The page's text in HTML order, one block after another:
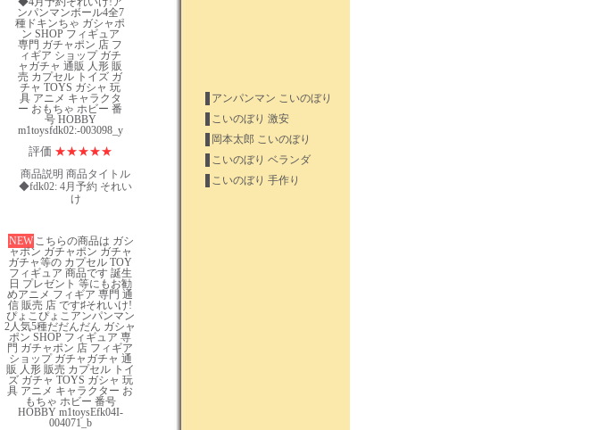
評価 ★★★★★
商品説明 商品タイトル
◆fdk02: 4月予約 それい
け
NEW こちらの商品は ガシ
ャポン ガチャポン ガチャ
ガチャ等の カプセル TOY
フィギュア 商品です 誕生
日 プレゼント 等にもお勧
めアニメ フィギア 専門 通
信 販売 店 です♯それいけ!
ぴょこぴょこアンパンマン
2人気5種だだんだん ガシャ
ポン SHOP フィギュア 専
門 ガチャポン 店 フィギア
ショップ ガチャガチャ 通
販 人形 販売 カプセル トイ
ズ ガチャ TOYS ガシャ 玩
具 アニメ キャラクター お
もちゃ ホビー 番号
HOBBY m1toysEfk04I-
004071_b
アンパンマン こいのぼり
こいのぼり 激安
岡本太郎 こいのぼり
こいのぼり ベランダ
こいのぼり 手作り